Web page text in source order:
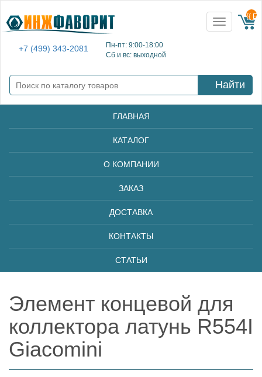
+7 (499) 343-2081
Пн-пт: 9:00-18:00
Сб и вс: выходной
Toggle
navigation
{{
Найти
ГЛАВНАЯ
КАТАЛОГ
О КОМПАНИИ
ЗАКАЗ
ДОСТАВКА
КОНТАКТЫ
СТАТЬИ
Элемент концевой для
коллектора латунь R554I
Giacomini